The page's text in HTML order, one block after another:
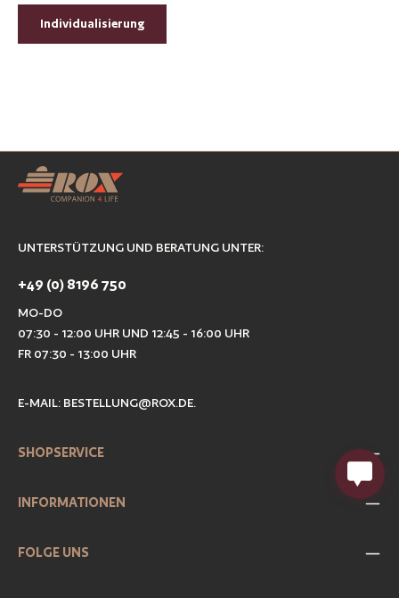
Individualisierung
UNTERSTÜTZUNG UND BERATUNG UNTER:
+49 (0) 8196 750
MO-DO
07:30 - 12:00 UHR UND 12:45 - 16:00 UHR
FR 07:30 - 13:00 UHR
E-MAIL: BESTELLUNG@ROX.DE.
SHOPSERVICE
INFORMATIONEN
FOLGE UNS